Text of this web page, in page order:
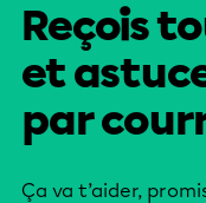
Reçois
et
par
Ça va t’aider,